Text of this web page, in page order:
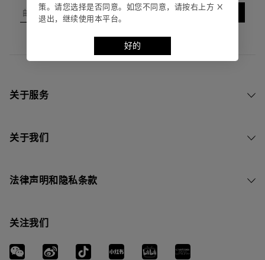
邮箱 订 阅
关于服务
关于我们
法律声明和隐私条款
关注我们
策。请您选择是否同意。如您不同意，请按右上⽅ X
退出，继续使⽤本平台。
好的